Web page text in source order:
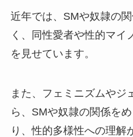
近年では、SMや奴隷の
く、同性愛者や性的マイ
を見せています。
また、フェミニズムやジ
ら、SMや奴隷の関係を
り、性的多様性への理解